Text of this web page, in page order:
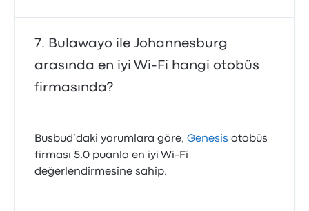
Bulawayo ile Johannesburg
arasında en iyi Wi-Fi hangi otobüs
firmasında?
Busbud’daki yorumlara göre,Genesis otobüs
firması 5.0 puanla en iyi Wi‑Fi
değerlendirmesine sahip.